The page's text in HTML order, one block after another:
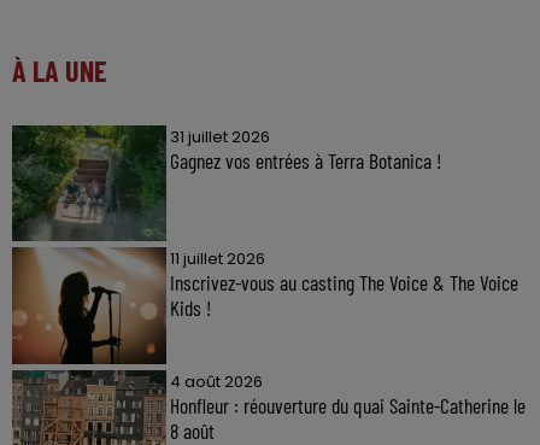
À LA UNE
31 juillet 2026
Gagnez vos entrées à Terra Botanica !
11 juillet 2026
Inscrivez-vous au casting The Voice & The Voice
Kids !
4 août 2026
Honfleur : réouverture du quai Sainte-Catherine le
8 août